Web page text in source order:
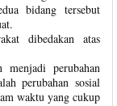
bidang tersebut
dibedakan atas
menjadi perubahan
perubahan sosial
waktu yang cukup